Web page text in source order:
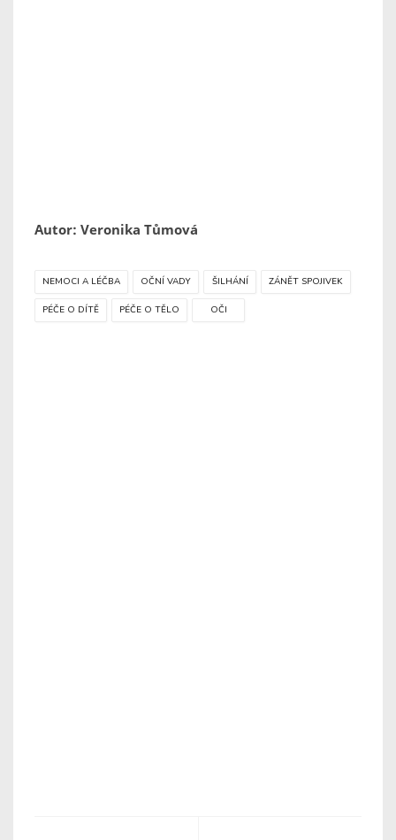
Autor: Veronika Tůmová
NEMOCI A LÉČBA OČNÍ VADY ŠILHÁNÍ ZÁNĚT SPOJIVEK
PÉČE O DÍTĚ PÉČE O TĚLO OČI